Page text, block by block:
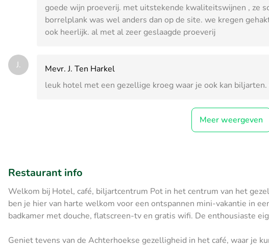
goede wijn proeverij. met uitstekende kwaliteitswijnen , ze
borrelplank was wel anders dan op de site. we kregen
ook heerlijk. al met al zeer geslaagde proeverij
J.
Mevr. J. Ten Harkel
leuk hotel met een gezellige kroeg waar je ook kan
Meer weergeven
Restaurant info
Welkom bij Hotel, café, biljartcentrum Pot in het centrum van het
ben je hier van harte welkom voor een ontspannen mini-vakantie in
badkamer met douche, flatscreen-tv en gratis wifi. De enthousiaste
Geniet tevens van de Achterhoekse gezelligheid in het café, waar je